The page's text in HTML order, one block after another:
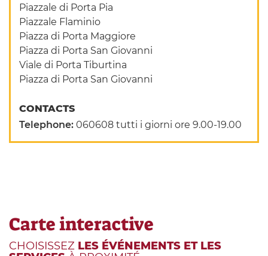
Piazzale di Porta Pia
Piazzale Flaminio
Piazza di Porta Maggiore
Piazza di Porta San Giovanni
Viale di Porta Tiburtina
Piazza di Porta San Giovanni
CONTACTS
Telephone:060608 tutti i giorni ore 9.00-19.00
Carte interactive
CHOISISSEZ LES ÉVÉNEMENTS ET LES